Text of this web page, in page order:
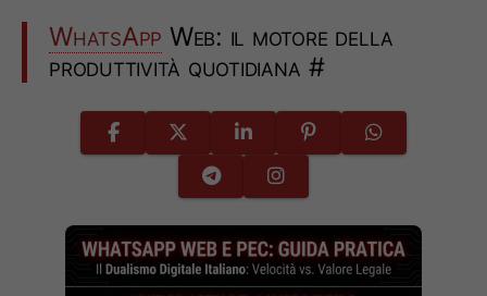
WhatsApp Web: il motore della
produttività quotidiana #